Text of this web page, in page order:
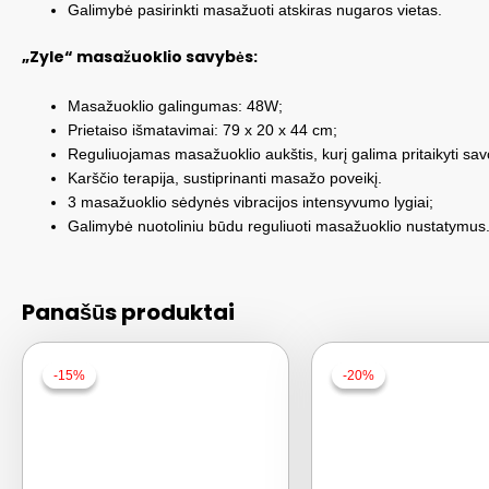
Galimybė pasirinkti masažuoti atskiras nugaros vietas.
„Zyle“ masažuoklio savybės:
Masažuoklio galingumas: 48W;
Prietaiso išmatavimai: 79 x 20 x 44 cm;
Reguliuojamas masažuoklio aukštis, kurį galima pritaikyti
Karščio terapija, sustiprinanti masažo poveikį.
3 masažuoklio sėdynės vibracijos intensyvumo lygiai;
Galimybė nuotoliniu būdu reguliuoti masažuoklio nustatymus.
Panašūs produktai
-15%
-15% -20%
-20%